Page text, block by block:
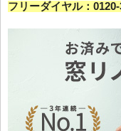
フリーダイヤル：